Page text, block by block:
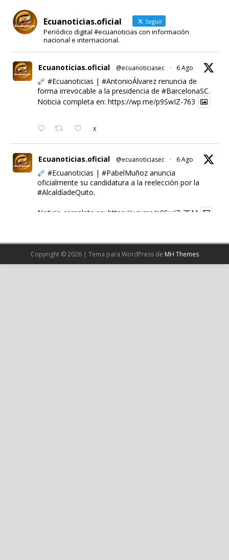
Ecuanoticias.oficial Seguir
Periódico digital #ecuanoticias con información
nacional e internacional.
Ecuanoticias.oficial @ecuanoticiasec · 6 Ago
#Ecuanoticias | #AntonioÁlvarezrenuncia de
forma irrevocable a la presidencia de #BarcelonaSC.
Noticia completa en: https://wp.me/p9SwIZ-763
X
Ecuanoticias.oficial @ecuanoticiasec · 6 Ago
#Ecuanoticias | #PabelMuñozanuncia
oficialmente su candidatura a la reelección por la
#AlcaldíadeQuito.
Noticia completa en: https://wp.me/p9SwIZ-75M
Cargar más
Copyright © 2026 | Tema para WordPress de MH Themes